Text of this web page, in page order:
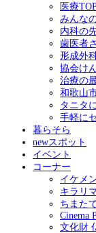
医療
みんな
内科の
歯医者
形成外
協会け
治療の
和歌山
タニタ
手軽に
暮らそら
newスポット
イベント
コーナー
イケメ
キラリ
ちまた
Cinema
文化財